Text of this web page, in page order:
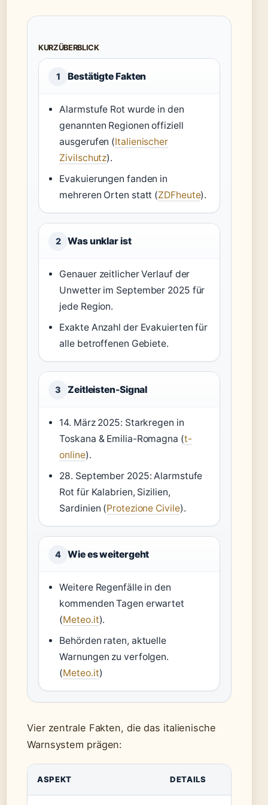
KURZÜBERBLICK
1 Bestätigte Fakten
Alarmstufe Rot wurde in den
genannten Regionen offiziell
ausgerufen (Italienischer
Zivilschutz).
Evakuierungen fanden in
mehreren Orten statt (ZDFheute).
2 Was unklar ist
Genauer zeitlicher Verlauf der
Unwetter im September 2025 für
jede Region.
Exakte Anzahl der Evakuierten für
alle betroffenen Gebiete.
3 Zeitleisten-Signal
14. März 2025: Starkregen in
Toskana & Emilia-Romagna (t-
online).
28. September 2025: Alarmstufe
Rot für Kalabrien, Sizilien,
Sardinien (Protezione Civile).
4 Wie es weitergeht
Weitere Regenfälle in den
kommenden Tagen erwartet
(Meteo.it).
Behörden raten, aktuelle
Warnungen zu verfolgen.
(Meteo.it)
Vier zentrale Fakten, die das italienische
Warnsystem prägen:
ASPEKT DETAILS